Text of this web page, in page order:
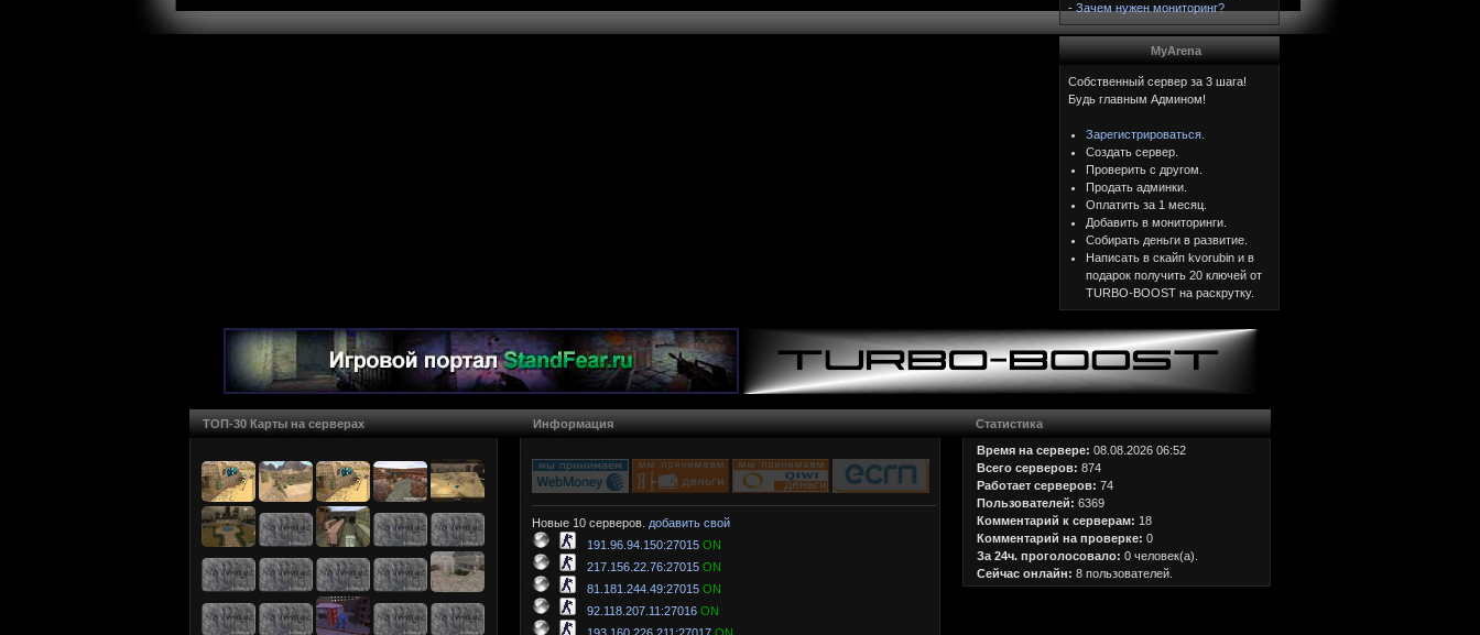
- Зачем нужен мониторинг?
MyArena
Собственный сервер за 3 шага!
Будь главным Админом!
Зарегистрироваться.
Создать сервер.
Проверить с другом.
Продать админки.
Оплатить за 1 месяц.
Добавить в мониторинги.
Собирать деньги в развитие.
Написать в скайп kvorubin и в
подарок получить 20 ключей от
TURBO-BOOST на раскрутку.
ТОП-30 Карты на серверах Информация
Новые 10 серверов. добавить свой
191.96.94.150:27015 ON
217.156.22.76:27015 ON
81.181.244.49:27015 ON
92.118.207.11:27016 ON
Статистика
Время на сервере: 08.08.2026 06:52
Всего серверов: 874
Работает серверов: 74
Пользователей: 6369
Комментарий к серверам: 18
Комментарий на проверке: 0
За 24ч. проголосовало: 0 человек(а).
Сейчас онлайн: 8 пользователей.